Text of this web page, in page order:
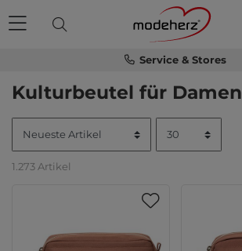
Service & Stores
Kulturbeutel für Damen
1.273 Artikel